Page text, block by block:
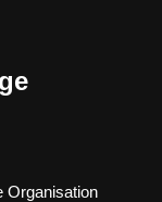
Organisation